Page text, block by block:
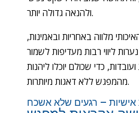
ולהנאה גדולה יותר.
מלווה באחריות ובאמינות,
ליווי רבות מעדיפות לשמור
כדי שכולם יוכלו ליהנות
מהמפגש ללא דאגות מיותרות.
אישיות – רגעים שלא אשכח